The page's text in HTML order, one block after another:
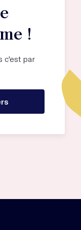
!
c'est par